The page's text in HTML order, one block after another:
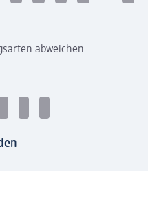
abweichen.